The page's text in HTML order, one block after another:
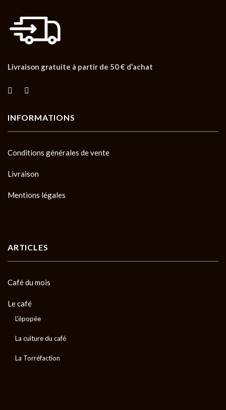
Livraison gratuite à partir de 50 € d’achat
INFORMATIONS
Conditions générales de vente
Livraison
Mentions légales
ARTICLES
Café du mois
Le café
L'épopée
La culture du café
La Torréfaction